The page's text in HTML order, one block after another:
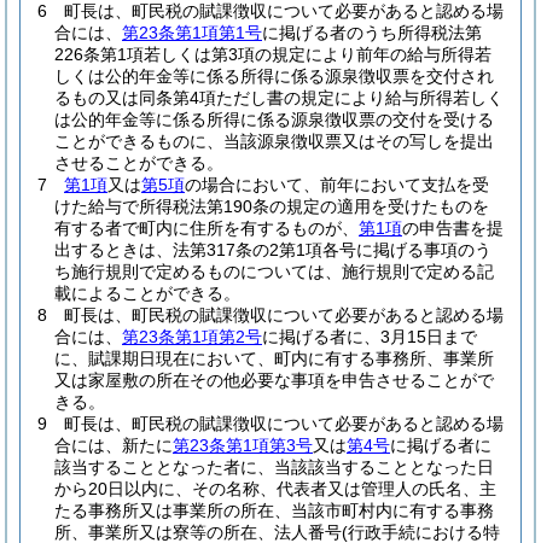
6
町長は、町民税の賦課徴収について必要があると認める場
合には、 第23条第1項第1号に掲げる者のうち所得税法第
226条第1項若しくは第3項の規定により前年の給与所得若
しくは公的年金等に係る所得に係る源泉徴収票を交付され
るもの又は同条第4項ただし書の規定により給与所得若しく
は公的年金等に係る所得に係る源泉徴収票の交付を受ける
ことができるものに、当該源泉徴収票又はその写しを提出
させることができる。
7
第1項又は第5項の場合において、前年において支払を受
けた給与で所得税法第190条の規定の適用を受けたものを
有する者で町内に住所を有するものが、 第1項の申告書を提
出するときは、法第317条の2第1項各号に掲げる事項のう
ち施行規則で定めるものについては、施行規則で定める記
載によることができる。
8
町長は、町民税の賦課徴収について必要があると認める場
合には、 第23条第1項第2号に掲げる者に、3月15日まで
に、賦課期日現在において、町内に有する事務所、事業所
又は家屋敷の所在その他必要な事項を申告させることがで
きる。
9
町長は、町民税の賦課徴収について必要があると認める場
合には、新たに第23条第1項第3号又は第4号に掲げる者に
該当することとなった者に、当該該当することとなった日
から20日以内に、その名称、代表者又は管理人の氏名、主
たる事務所又は事業所の所在、当該市町村内に有する事務
所、事業所又は寮等の所在、法人番号(行政手続における特